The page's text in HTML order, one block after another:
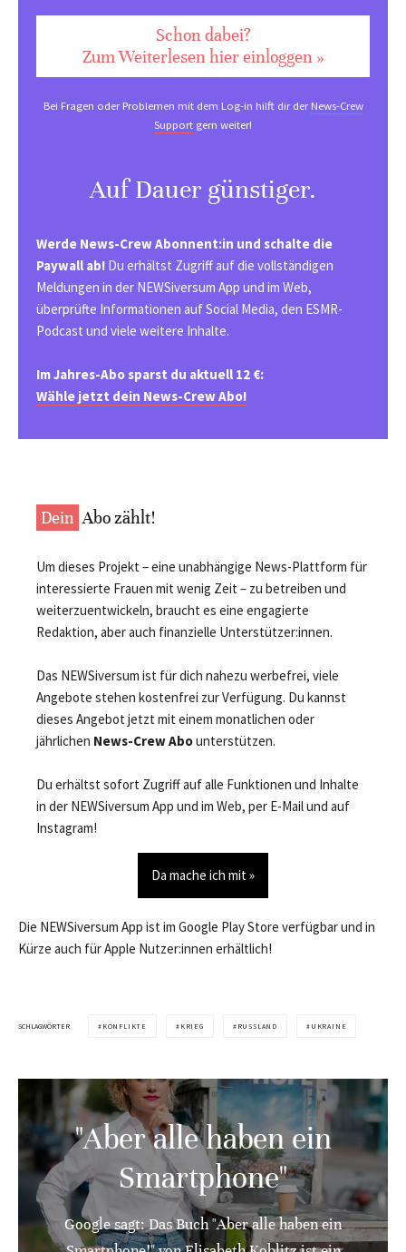
Schon dabei?
Zum Weiterlesen hier einloggen »
Bei Fragen oder Problemen mit dem Log-in hilft dir derNews-Crew
Support gern weiter!
Auf Dauer günstiger.
Werde News-Crew Abonnent:in und schalte die
Paywall ab! Du erhältst Zugriff auf die vollständigen
Meldungen in der NEWSiversum App und im Web,
überprüfte Informationen auf Social Media, den ESMR-
Podcast und viele weitere Inhalte.
Im Jahres-Abo sparst du aktuell 12 €:
Wähle jetzt dein News-Crew Abo!
Dein Abo zählt!
Um dieses Projekt – eine unabhängige News-Plattform für
interessierte Frauen mit wenig Zeit – zu betreiben und
weiterzuentwickeln, braucht es eine engagierte
Redaktion, aber auch finanzielle Unterstützer:innen.
Das NEWSiversum ist für dich nahezu werbefrei, viele
Angebote stehen kostenfrei zur Verfügung. Du kannst
dieses Angebot jetzt mit einem monatlichen oder
jährlichen News-Crew Abounterstützen.
Du erhältst sofort Zugriff auf alle Funktionen und Inhalte
in der NEWSiversum App und im Web, per E-Mail und auf
Instagram!
Da mache ich mit »
Die NEWSiversum App ist im Google Play Store verfügbar und in
Kürze auch für Apple Nutzer:innen erhältlich!
SCHLAGWÖRTER KONFLIKTE KRIEG RUSSLAND UKRAINE
"Aber alle haben ein
Smartphone"
Google sagt: Das Buch "Aber alle haben ein